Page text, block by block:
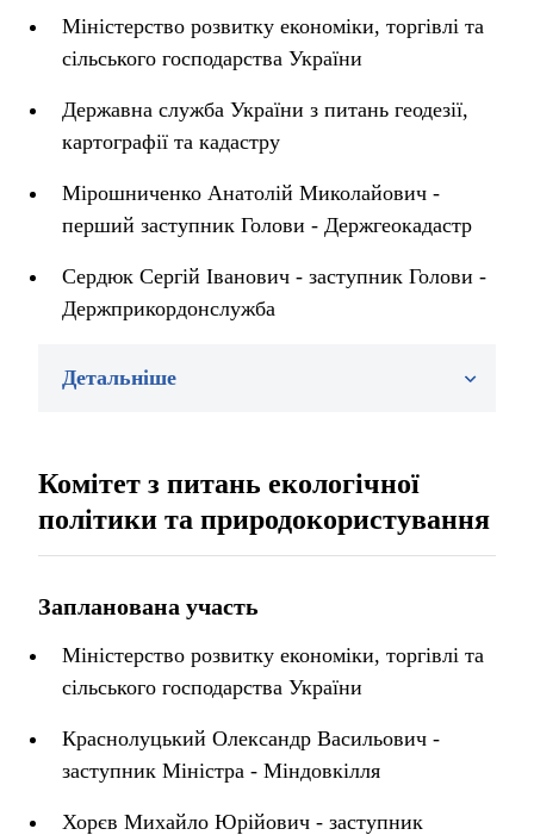
Міністерство розвитку економіки, торгівлі та
сільського господарства України
Державна служба України з питань геодезії,
картографії та кадастру
Мірошниченко Анатолій Миколайович -
перший заступник Голови - Держгеокадастр
Сердюк Сергій Іванович - заступник Голови -
Держприкордонслужба
Детальніше
Комітет з питань екологічної
політики та природокористування
Запланована участь
Міністерство розвитку економіки, торгівлі та
сільського господарства України
Краснолуцький Олександр Васильович -
заступник Міністра - Міндовкілля
Хорєв Михайло Юрійович - заступник